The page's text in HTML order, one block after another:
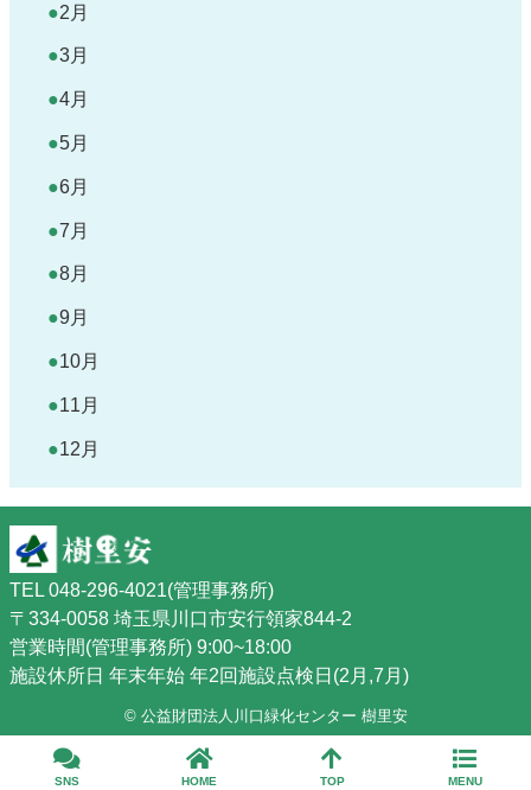
SNS HOME TOP MENU
2月
3月
4月
5月
6月
7月
8月
9月
10月
11月
12月
TEL 048-296-4021(管理事務所)
〒334-0058 埼玉県川口市安行領家844-2
営業時間(管理事務所) 9:00~18:00
施設休所日 年末年始 年2回施設点検日(2月,7月)
© 公益財団法人川口緑化センター 樹里安